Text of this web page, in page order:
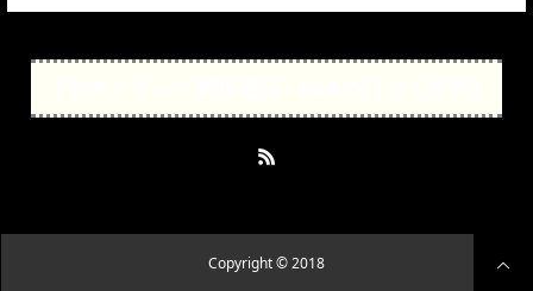
Copyright © 2018